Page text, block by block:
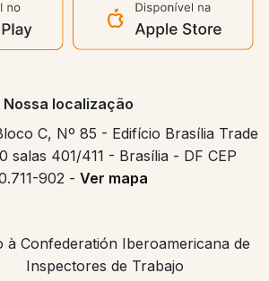
Nossa localização
C, Nº 85 - Edifício Brasília Trade
salas 401/411 - Brasília - DF CEP
902 - Ver mapa
à Confederatión Iberoamericana de
Inspectores de Trabajo